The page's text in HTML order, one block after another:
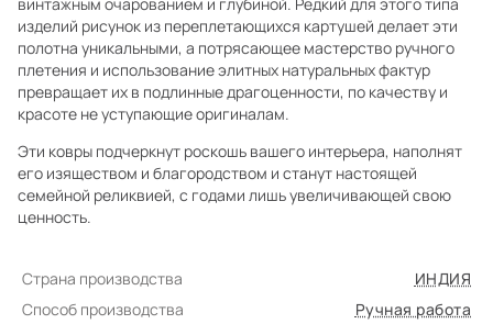
изделий рисунок из переплетающихся картушей делает эти
полотна уникальными, а потрясающее мастерство ручного
плетения и использование элитных натуральных фактур
превращает их в подлинные драгоценности, по качеству и
красоте не уступающие оригиналам.
Эти ковры подчеркнут роскошь вашего интерьера, наполнят
его изяществом и благородством и станут настоящей
семейной реликвией, с годами лишь увеличивающей свою
ценность.
Страна производства
ИНДИЯ
Способ производства
Ручная работа